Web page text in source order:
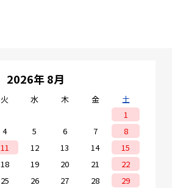
2026年 8月
火 水 木 金
土
1
4 5 6 7
8
11 12 13 14
15
18 19 20 21
22
25 26 27 28
29